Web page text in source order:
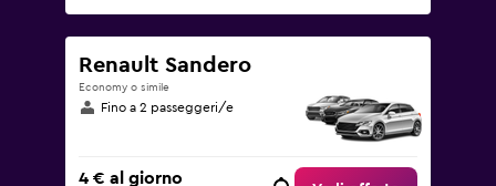
Renault Sandero
Economy o simile
Fino a 2 passeggeri/e
4 € al giorno